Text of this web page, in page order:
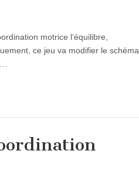
motrice l‘équilibre,
ce jeu va modifier le schéma